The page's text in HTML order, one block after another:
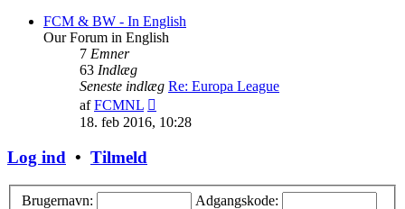
indlæg
FCM & BW - In English
Our Forum in English
7 Emner
63 Indlæg
Seneste indlæg Re: Europa League
afFCMNL
det
18. feb 2016, 10:28
Log ind • Tilmeld
Brugernavn:
Adgangskode: